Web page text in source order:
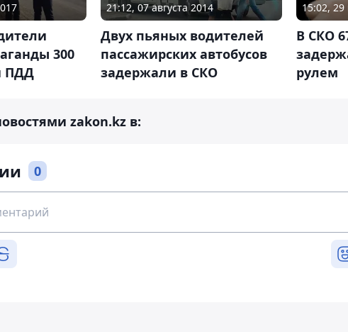
300
ПДД
21:12, 07 августа 2014
Двух пьяных водителей
пассажирских автобусов
задержали в СКО
15:02,
В СКО
рулем
zakon.kz в:
0